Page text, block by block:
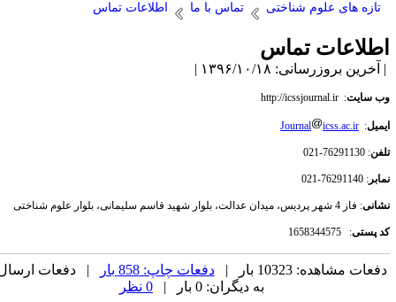
تازه های علوم شناختی تماس با ما اطلاعات تماس
تماس
بروزرسانی: ۱۳۹۶/۱۰/۱۸ |
سایت: http://icssjournal.ir
:
Journal icss.ac.ir
: 76291130-021
: 76291140-021
: فاز 4 شهر پردیس، میدان عدالت، بلوار شهید قاسم سلیمانی، بلوار علوم شناختی
پستی: 1658344575
مشاهده: 10323 بار | دفعات چاپ: 858 بار
| دفعات ارسال
به دیگران: 0 بار |